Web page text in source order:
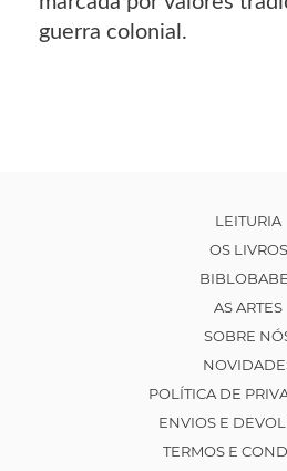
guerra colonial.
LEITURIA
OS LIVROS
AS ARTES
SOBRE
POLÍTICA DE
ENVIOS E
TERMOS E